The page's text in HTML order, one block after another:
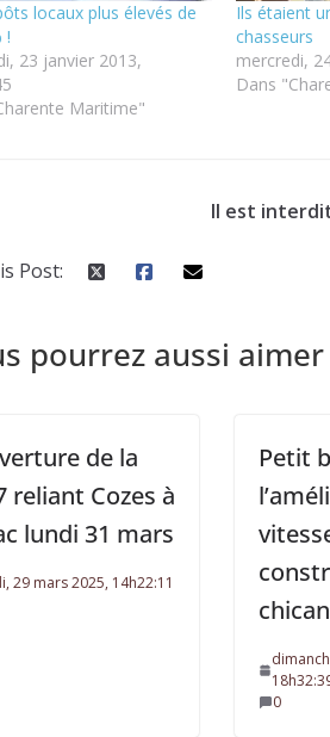
locaux plus élevés de
!
23 janvier 2013,
Maritime"
Ils étaient
chasseurs
mercredi,
Dans
Il est
Post:
pourrez aussi aimer
de la
reliant Cozes à
lundi 31 mars
29 mars 2025, 14h22:11
Petit
0